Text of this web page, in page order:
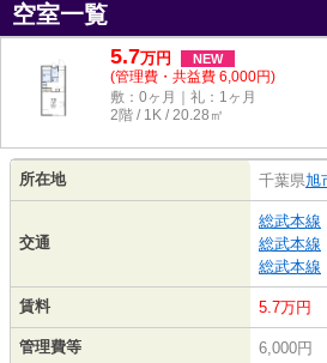
空室一覧
5.7万円 NEW
(管理費・共益費 6,000円)
敷：0ヶ月｜礼：1ヶ月
2階 / 1K / 20.28㎡
所在地 千葉県旭
交通
総武本線
総武本線
総武本線
賃料 5.7万円
管理費等 6,000円